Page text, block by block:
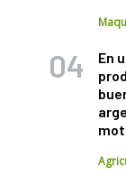
En